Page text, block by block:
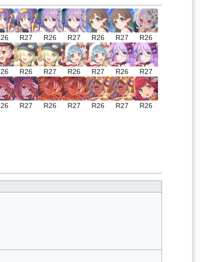
R27 R26 R27 R26 R27 R26
R26 R27 R26 R27 R26 R27
R27 R26 R27 R26 R27 R26